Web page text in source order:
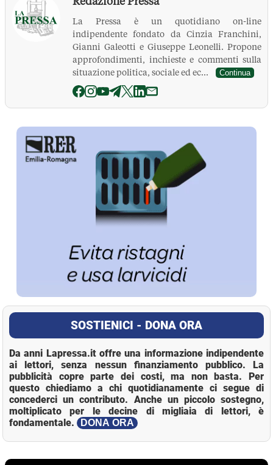
La Pressa è un quotidiano on-line
indipendente fondato da Cinzia Franchini,
Gianni Galeotti e Giuseppe Leonelli. Propone
approfondimenti, inchieste e commenti sulla
situazione politica, sociale ed ec...
Continua
La Pressa
SOSTIENICI - DONA ORA
Da anni Lapressa.it offre una informazione indipendente
ai lettori, senza nessun finanziamento pubblico. La
pubblicità copre parte dei costi, ma non basta. Per
questo chiediamo a chi quotidianamente ci segue di
concederci un contributo. Anche un piccolo sostegno,
moltiplicato per le decine di migliaia di lettori, è
fondamentale.
DONA ORA